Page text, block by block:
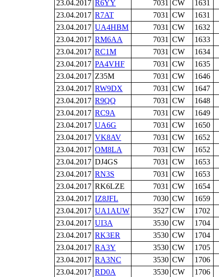
23.04.2017 R6YY 7031 CW
1631
23.04.2017 R7AT 7031 CW
1631
23.04.2017 UA4HBM 7031 CW
1632
23.04.2017 RM6AA 7031 CW
1633
23.04.2017 RC1M 7031 CW
1634
23.04.2017 PA4VHF 7031 CW
1635
23.04.2017 Z35M 7031 CW
1646
23.04.2017 RW9DX 7031 CW
1647
23.04.2017 R9QQ 7031 CW
1648
23.04.2017 RC9A 7031 CW
1649
23.04.2017 UA6G 7031 CW
1650
23.04.2017 VK8AV 7031 CW
1652
23.04.2017 OM8LA 7031 CW
1652
23.04.2017 DJ4GS 7031 CW
1653
23.04.2017 RN3S 7031 CW
1653
23.04.2017 RK6LZE 7031 CW
1654
23.04.2017 IZ8JFL 7030 CW
1659
23.04.2017 UA1AUW 3527 CW
1702
23.04.2017 UI3A 3530 CW
1704
23.04.2017 RK3ER 3530 CW
1704
23.04.2017 RA3Y 3530 CW
1705
23.04.2017 RA3NC 3530 CW
1706
23.04.2017 RD0A 3530 CW
1706